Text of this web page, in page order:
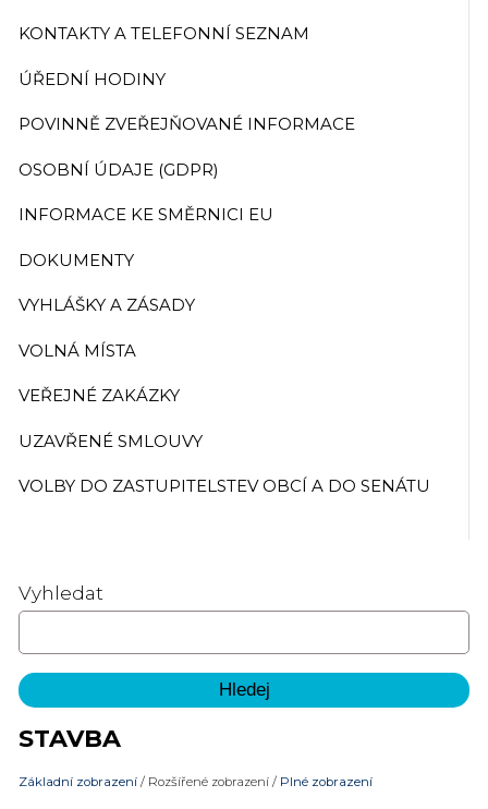
KONTAKTY A TELEFONNÍ SEZNAM
ÚŘEDNÍ HODINY
POVINNĚ ZVEŘEJŇOVANÉ INFORMACE
OSOBNÍ ÚDAJE (GDPR)
INFORMACE KE SMĚRNICI EU
DOKUMENTY
VYHLÁŠKY A ZÁSADY
VOLNÁ MÍSTA
VEŘEJNÉ ZAKÁZKY
UZAVŘENÉ SMLOUVY
VOLBY DO ZASTUPITELSTEV OBCÍ A DO SENÁTU
Vyhledat
STAVBA
Základní zobrazení / Rozšířené zobrazení / Plné zobrazení